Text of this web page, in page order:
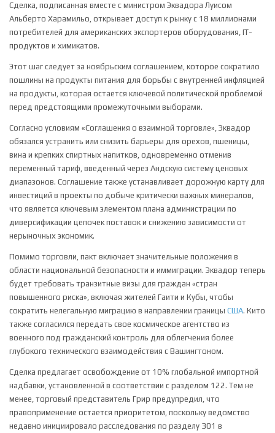
Сделка, подписанная вместе с министром Эквадора Луисом
Альберто Харамильо, открывает доступ к рынку с 18 миллионами
потребителей для американских экспортеров оборудования, IT-
продуктов и химикатов.
Этот шаг следует за ноябрьским соглашением, которое сократило
пошлины на продукты питания для борьбы с внутренней инфляцией
на продукты, которая остается ключевой политической проблемой
перед предстоящими промежуточными выборами.
Согласно условиям «Соглашения о взаимной торговле», Эквадор
обязался устранить или снизить барьеры для орехов, пшеницы,
вина и крепких спиртных напитков, одновременно отменив
переменный тариф, введенный через Андскую систему ценовых
диапазонов. Соглашение также устанавливает дорожную карту для
инвестиций в проекты по добыче критически важных минералов,
что является ключевым элементом плана администрации по
диверсификации цепочек поставок и снижению зависимости от
нерыночных экономик.
Помимо торговли, пакт включает значительные положения в
области национальной безопасности и иммиграции. Эквадор теперь
будет требовать транзитные визы для граждан «стран
повышенного риска», включая жителей Гаити и Кубы, чтобы
сократить нелегальную миграцию в направлении границы США. Кито
также согласился передать свое космическое агентство из
военного под гражданский контроль для облегчения более
глубокого технического взаимодействия с Вашингтоном.
Сделка предлагает освобождение от 10% глобальной импортной
надбавки, установленной в соответствии с разделом 122. Тем не
менее, торговый представитель Грир предупредил, что
правоприменение остается приоритетом, поскольку ведомство
недавно инициировало расследования по разделу 301 в